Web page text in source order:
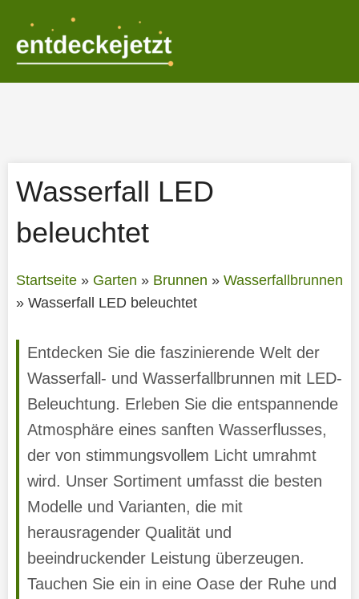
springen
Wasserfall LED
beleuchtet
Startseite» Garten » Brunnen » Wasserfallbrunnen
» Wasserfall LED beleuchtet
Entdecken Sie die faszinierende Welt der
Wasserfall- und Wasserfallbrunnen mit LED-
Beleuchtung. Erleben Sie die entspannende
Atmosphäre eines sanften Wasserflusses,
der von stimmungsvollem Licht umrahmt
wird. Unser Sortiment umfasst die besten
Modelle und Varianten, die mit
herausragender Qualität und
beeindruckender Leistung überzeugen.
Tauchen Sie ein in eine Oase der Ruhe und